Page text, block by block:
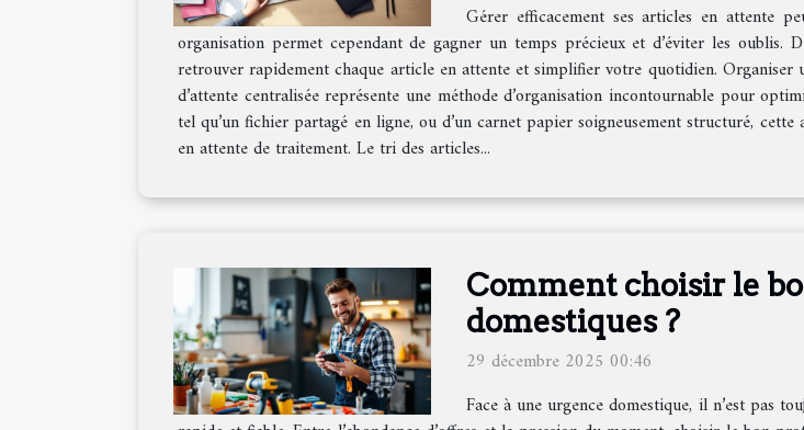
Gérer efficacement ses articles en attente
organisation permet cependant de gagner un temps précieux et d’éviter les oublis.
retrouver rapidement chaque article en attente et simplifier votre quotidien.
d’attente centralisée représente une méthode d’organisation incontournable pour
tel qu’un fichier partagé en ligne, ou d’un carnet papier soigneusement structuré,
en attente de traitement. Le tri des articles...
Comment choisir le
domestiques ?
29 décembre 2025 00:46
Face à une urgence domestique, il n’est pas